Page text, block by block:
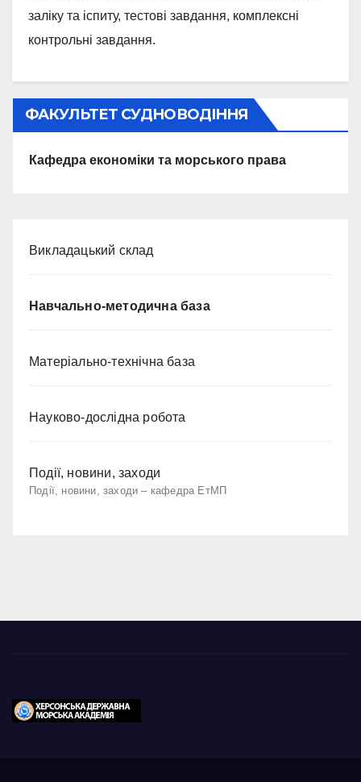
заліку та іспиту, тестові завдання, комплексні
контрольні завдання.
ФАКУЛЬТЕТ СУДНОВОДІННЯ
Кафедра економіки та морського права
Викладацький склад
Навчально-методична база
Матеріально-технічна база
Науково-дослідна робота
Події, новини, заходи
Події, новини, заходи – кафедра ЕтМП